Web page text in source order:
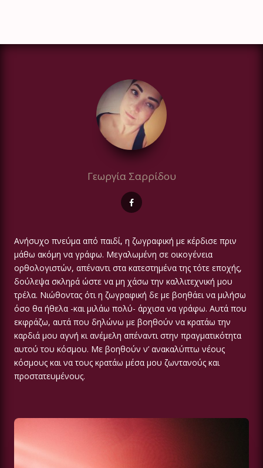
Γεωργία Σαρρίδου
Ανήσυχο πνεύμα από παιδί, η ζωγραφική με κέρδισε πριν
μάθω ακόμη να γράφω. Μεγαλωμένη σε οικογένεια
ορθολογιστών, απέναντι στα κατεστημένα της τότε εποχής,
δούλεψα σκληρά ώστε να μη χάσω την καλλιτεχνική μου
τρέλα. Νιώθοντας ότι η ζωγραφική δε με βοηθάει να μιλήσω
όσο θα ήθελα -και μιλάω πολύ- άρχισα να γράφω. Αυτά που
εκφράζω, αυτά που δηλώνω με βοηθούν να κρατάω την
καρδιά μου αγνή κι ανέμελη απέναντι στην πραγματικότητα
αυτού του κόσμου. Με βοηθούν ν’ ανακαλύπτω νέους
κόσμους και να τους κρατάω μέσα μου ζωντανούς και
προστατευμένους.